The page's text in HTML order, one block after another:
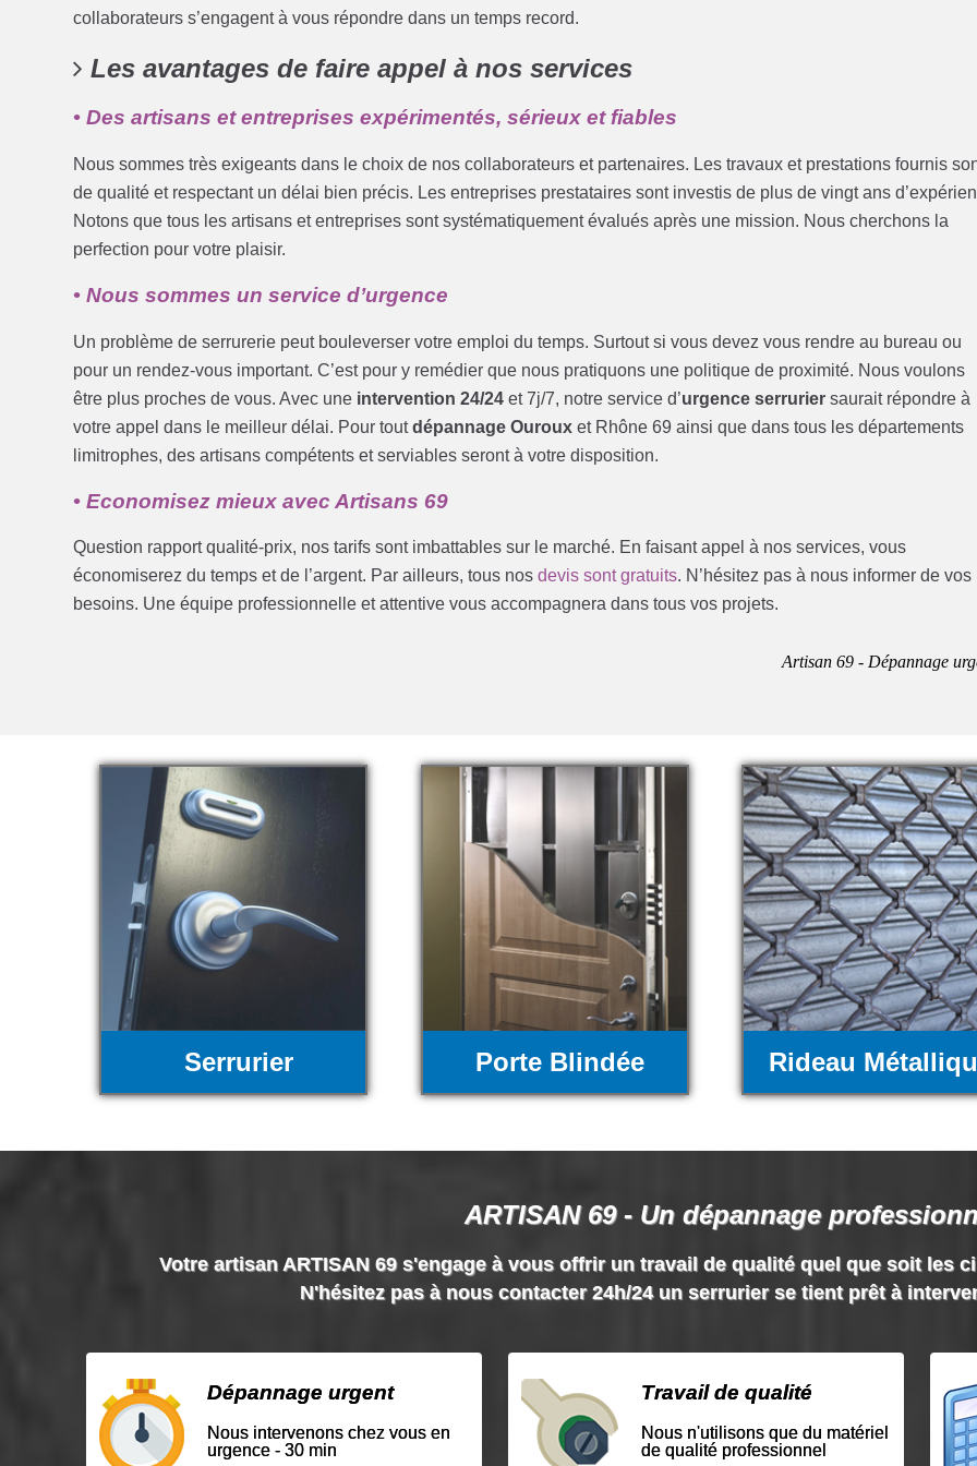
collaborateurs s’engagent à vous répondre dans un temps record.
Les avantages de faire appel à nos services
• Des artisans et entreprises expérimentés, sérieux et fiables
Nous sommes très exigeants dans le choix de nos collaborateurs et partenaires. Les travaux et prestations fournis
de qualité et respectant un délai bien précis. Les entreprises prestataires sont investis de plus de vingt ans
Notons que tous les artisans et entreprises sont systématiquement évalués après une mission. Nous cherchons la
perfection pour votre plaisir.
• Nous sommes un service d’urgence
Un problème de serrurerie peut bouleverser votre emploi du temps. Surtout si vous devez vous rendre au bureau ou
pour un rendez-vous important. C’est pour y remédier que nous pratiquons une politique de proximité. Nous voulons
être plus proches de vous. Avec une intervention 24/24 et 7j/7, notre service d’urgence serrurier saurait répondre à
votre appel dans le meilleur délai. Pour toutdépannage Ouroux et Rhône 69 ainsi que dans tous les départements
limitrophes, des artisans compétents et serviables seront à votre disposition.
• Economisez mieux avec Artisans 69
Question rapport qualité-prix, nos tarifs sont imbattables sur le marché. En faisant appel à nos services, vous
économiserez du temps et de l’argent. Par ailleurs, tous nosdevis sont gratuits. N’hésitez pas à nous informer de vos
besoins. Une équipe professionnelle et attentive vous accompagnera dans tous vos projets.
Artisan 69 - Dépannage
Serrurier Porte Blindée Rideau
ARTISAN 69 - Un dépannage
Votre artisan ARTISAN 69 s'engage à vous offrir un travail de qualité quel que soit les
N'hésitez pas à nous contacter 24h/24 un serrurier se tient prêt à
Dépannage urgent
Nous intervenons chez vous en
urgence - 30 min
Travail de qualité
Nous n'utilisons que du matériel
de qualité professionnel